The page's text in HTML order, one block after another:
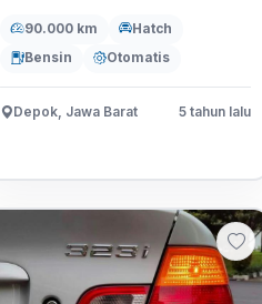
90.000 km
Hatch
Bensin
Otomatis
Depok, Jawa Barat 5 tahun lalu